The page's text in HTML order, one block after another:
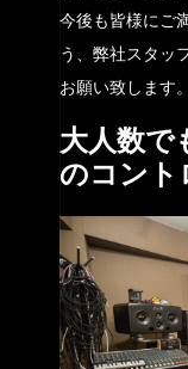
今後も皆様にご
う、弊社スタッ
お願い致します。
大人数で
のコント